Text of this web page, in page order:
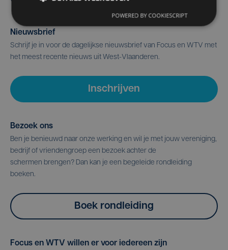
Nieuwsbrief
Schrijf je in voor de dagelijkse nieuwsbrief van Focus en WTV met
het meest recente nieuws uit West-Vlaanderen.
Inschrijven
Bezoek ons
Ben je benieuwd naar onze werking en wil je met jouw vereniging,
bedrijf of vriendengroep een bezoek achter de
schermen brengen? Dan kan je een begeleide rondleiding
boeken.
Boek rondleiding
Focus en WTV willen er voor iedereen zijn
POWERED BY COOKIESCRIPT